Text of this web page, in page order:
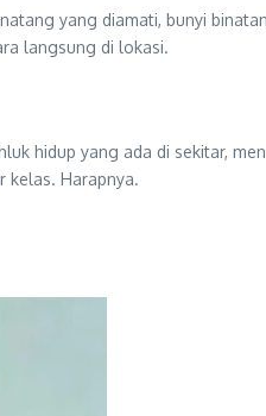
yang diamati, bunyi
langsung di lokasi.
hidup yang ada di sekitar,
kelas. Harapnya.